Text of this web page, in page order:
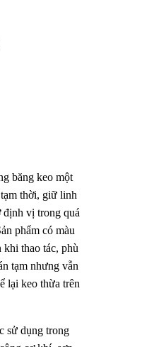
băng keo một
thời, giữ linh
định vị trong quá
phẩm có màu
khi thao tác, phù
tạm nhưng vẫn
lại keo thừa trên
sử dụng trong